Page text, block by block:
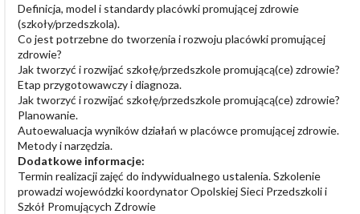
Definicja, model i standardy placówki promującej zdrowie
(szkoły/przedszkola).
Co jest potrzebne do tworzenia i rozwoju placówki promującej
zdrowie?
Jak tworzyć i rozwijać szkołę/przedszkole promującą(ce) zdrowie?
Etap przygotowawczy i diagnoza.
Jak tworzyć i rozwijać szkołę/przedszkole promującą(ce) zdrowie?
Planowanie.
Autoewaluacja wyników działań w placówce promującej zdrowie.
Metody i narzędzia.
Dodatkowe informacje:
Termin realizacji zajęć do indywidualnego ustalenia. Szkolenie
prowadzi wojewódzki koordynator Opolskiej Sieci Przedszkoli i
Szkół Promujących Zdrowie